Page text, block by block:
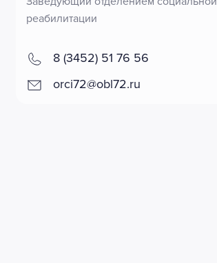
реабилитации
8 (3452) 51 76 56
orci72@obl72.ru